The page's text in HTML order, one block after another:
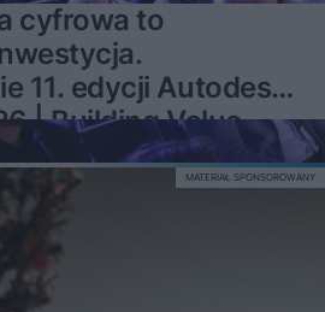
cyfrowa to
11. edycji Autodesk
| Building Value
MATERIAŁ SPONSOROWANY